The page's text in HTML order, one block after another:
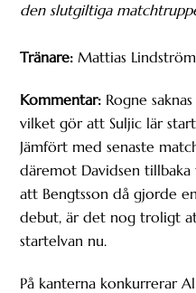
den slutgiltiga
Tränare:Mattias
Kommentar: Rogne
vilket gör att Suljic lär
Jämfört med senaste
däremot Davidsen
att Bengtsson då gjorde
debut, är det nog troligt
startelvan nu.
På kanterna konkurrerar